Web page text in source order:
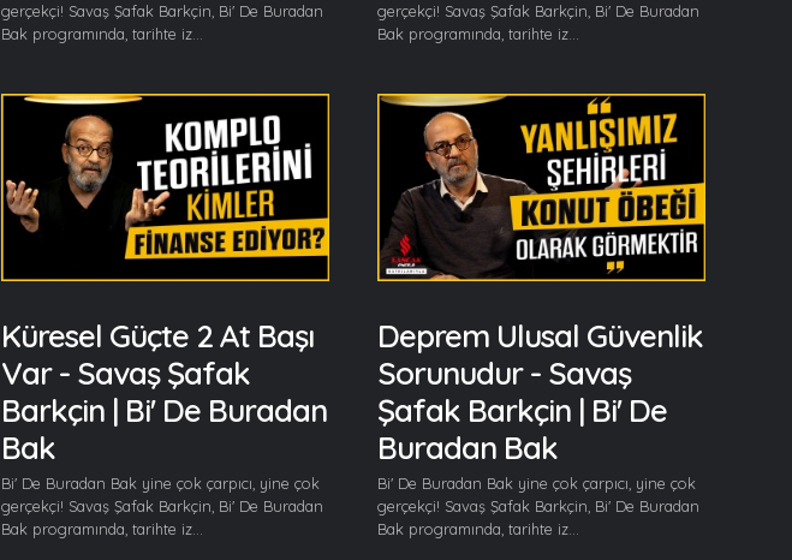
gerçekçi! Savaş Şafak Barkçin, Bi' De Buradan
Bak programında, tarihte iz...
gerçekçi! Savaş Şafak Barkçin, Bi' De Buradan
Bak programında, tarihte iz...
Küresel Güçte 2 At Başı
Var - Savaş Şafak
Barkçin | Bi' De Buradan
Bak
Bi' De Buradan Bak yine çok çarpıcı, yine çok
gerçekçi! Savaş Şafak Barkçin, Bi' De Buradan
Bak programında, tarihte iz...
Deprem Ulusal Güvenlik
Sorunudur - Savaş
Şafak Barkçin | Bi' De
Buradan Bak
Bi' De Buradan Bak yine çok çarpıcı, yine çok
gerçekçi! Savaş Şafak Barkçin, Bi' De Buradan
Bak programında, tarihte iz...